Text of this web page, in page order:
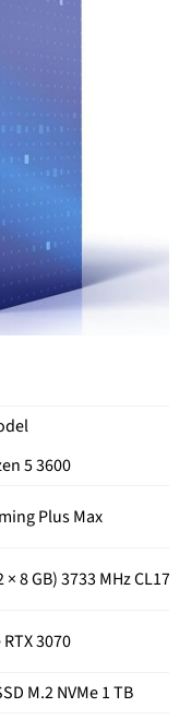
5 3600
Plus Max
8 GB) 3733 MHz CL17
3070
M.2 NVMe 1 TB